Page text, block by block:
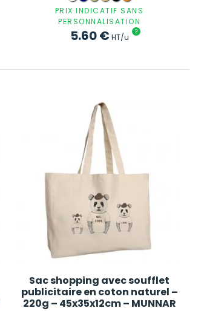
PRIX INDICATIF SANS
PERSONNALISATION
5.60€HT/u
?
Sac shopping avec soufflet
publicitaire en coton naturel –
220g – 45x35x12cm – MUNNAR